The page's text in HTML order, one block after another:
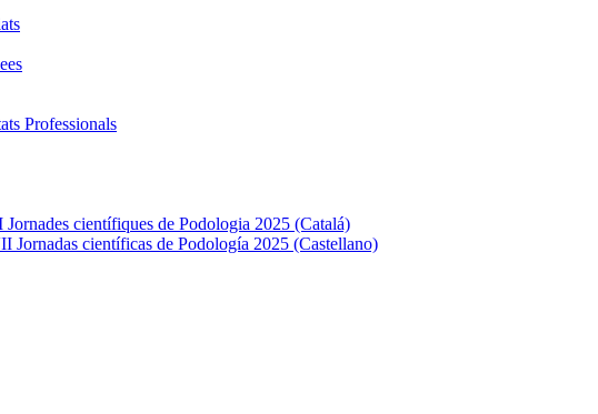
Professionals
científiques de Podologia 2025 (Catalá)
Jornadas científicas de Podología 2025 (Castellano)